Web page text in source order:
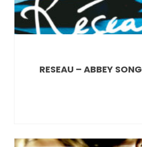
RESEAU – ABBEY SONG